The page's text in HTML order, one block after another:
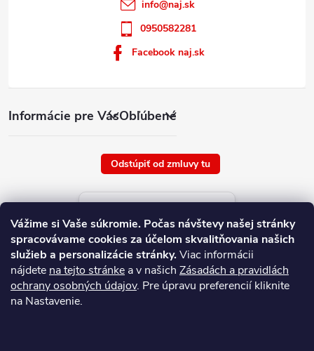
Vážime si Vaše súkromie. Počas návštevy našej stránky
spracovávame cookies za účelom skvalitňovania našich
služieb a personalizácie stránky.Viac informácii
nájdete na tejto stránke a v našich Zásadách a pravidlách
ochrany osobných údajov. Pre úpravu preferencií kliknite
na Nastavenie.
Informácie pre VásObľúbené
info@naj.sk
0950582281
Facebook naj.sk
Odstúpiť od zmluvy tu
Aktuálne ceny tovaru
platné od : 7/8/2026